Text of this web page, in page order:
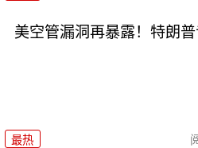
美空管漏洞再暴露！特朗
最热